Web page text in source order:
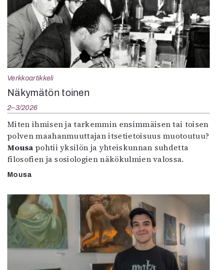
Verkkoartikkeli
Näkymätön toinen
2–3/2026
Miten ihmisen ja tarkemmin ensimmäisen tai toisen
polven maahanmuuttajan itsetietoisuus muotoutuu?
Mousa pohtii yksilön ja yhteiskunnan suhdetta
filosofien ja sosiologien näkökulmien valossa.
Mousa